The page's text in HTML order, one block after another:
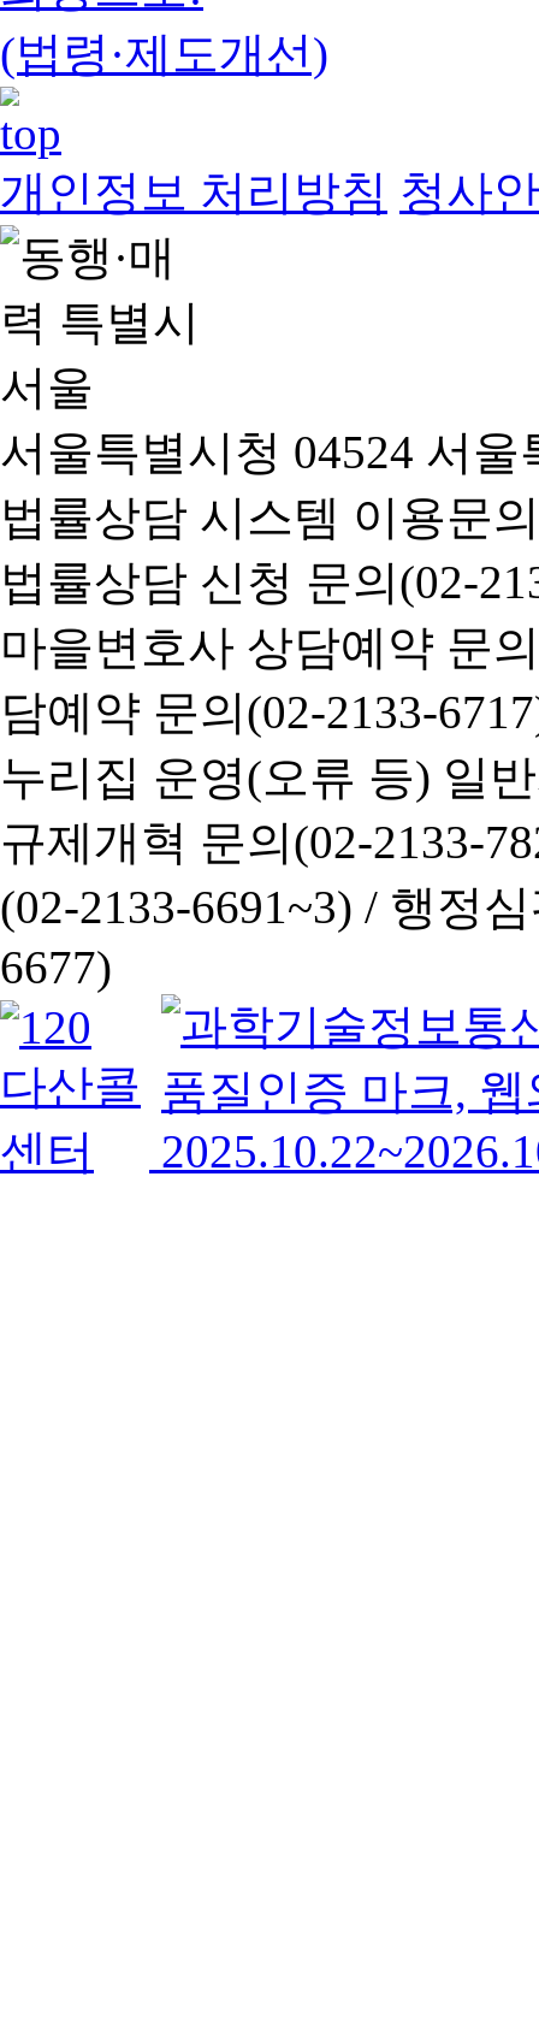
(법령·제도개선)
개인정보 처리방침 청사
서울특별시청 04524 서
법률상담 시스템 이용문
법률상담 신청 문의(02-
마을변호사 상담예약 문
담예약 문의(02-2133-
누리집 운영(오류 등) 일
규제개혁 문의(02-2133-
(02-2133-6691~3) / 행정심
6677)